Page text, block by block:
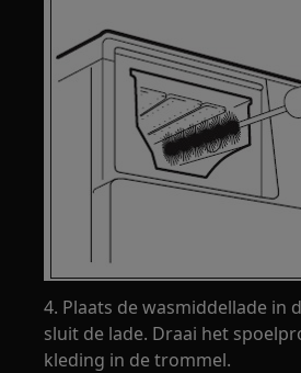
4. Plaats de wasmiddellade in
sluit de lade. Draai het
kleding in de trommel.